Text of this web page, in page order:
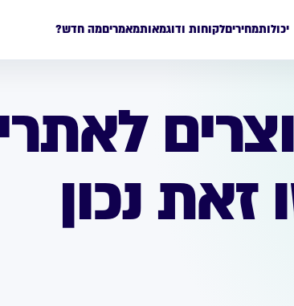
יכולותמחיריםלקוחות ודוגמאותמאמריםמה חדש?
נכון